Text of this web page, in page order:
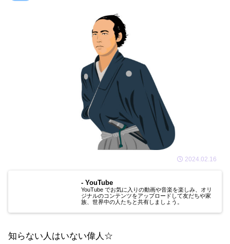
2024.02.16
- YouTube
YouTube でお気に入りの動画や音楽を楽しみ、オリ
ジナルのコンテンツをアップロードして友だちや家
族、世界中の人たちと共有しましょう。
知らない人はいない偉人☆